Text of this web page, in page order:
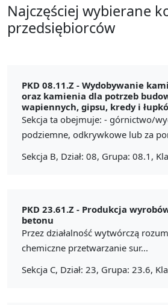
Najczęściej wybierane
przedsiębiorców
PKD 08.11.Z - Wydobywanie
oraz kamienia dla potrzeb
wapiennych, gipsu, kredy i
Sekcja ta obejmuje: - górnictwo/
podziemne, odkrywkowe lub za
Sekcja B, Dział: 08, Grupa: 08.1,
PKD 23.61.Z - Produkcja
betonu
Przez działalność wytwórczą
chemiczne przetwarzanie sur...
Sekcja C, Dział: 23, Grupa: 23.6,